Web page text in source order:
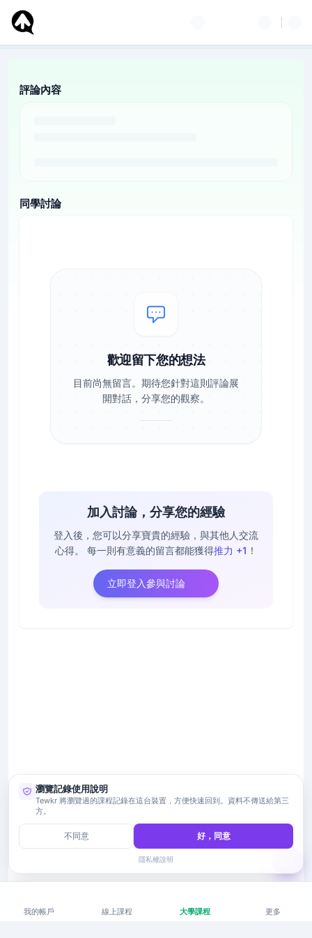
評論內容
同學討論
歡迎留下您的想法
目前尚無留言。期待您針對這則評論展
開對話，分享您的觀察。
加入討論，分享您的經驗
登入後，您可以分享寶貴的經驗，與其他人交流
心得。
每一則有意義的留言都能獲得推力 +1 ！
立即登入參與討論
我的帳戶 線上課程 大學課程 更多
瀏覽記錄使用說明
Tewkr 將瀏覽過的課程記錄在這台裝置，方便快速回到。資料不傳送給第三
方。
不同意 好，同意
隱私權說明